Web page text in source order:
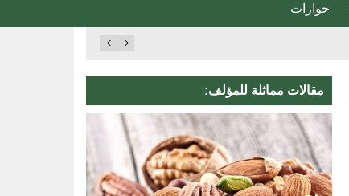
حوارات
مقالات مماثلة للمؤلف: